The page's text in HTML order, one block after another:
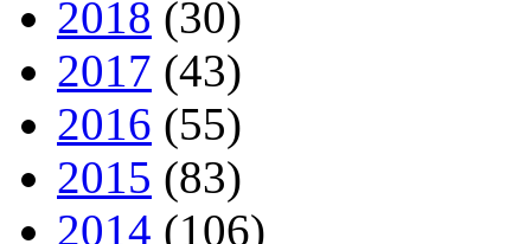
2018 (30)
2017 (43)
2016 (55)
2015 (83)
2014 (106)